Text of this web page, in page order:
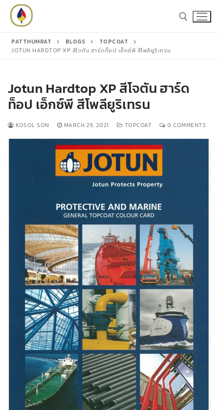
Skip
content
for:
สีอีนเตอร์เนชันแนล
สีทีโอเอ
ติดต่อเรา
PATTHUMRAT BLOGS
TOPCOAT
JOTUN HARDTOP XP สีโจตัน ฮาร์ดท็อป เอ็กซ์พี สีโพลียูริเทรน
Jotun Hardtop XP สีโจตัน ฮาร์ด
ท็อป เอ็กซ์พี สีโพลียูริเทรน
KOSOL SON MARCH 29, 2021 TOPCOAT 0 COMMENTS